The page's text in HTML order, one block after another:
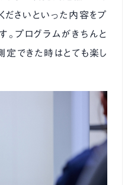
ださいといった内容をプ
。プログラムがきちんと
定できた時はとても楽し